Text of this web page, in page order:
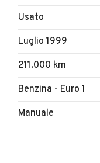
Usato
Luglio 1999
211.000 km
Benzina - Euro 1
Manuale